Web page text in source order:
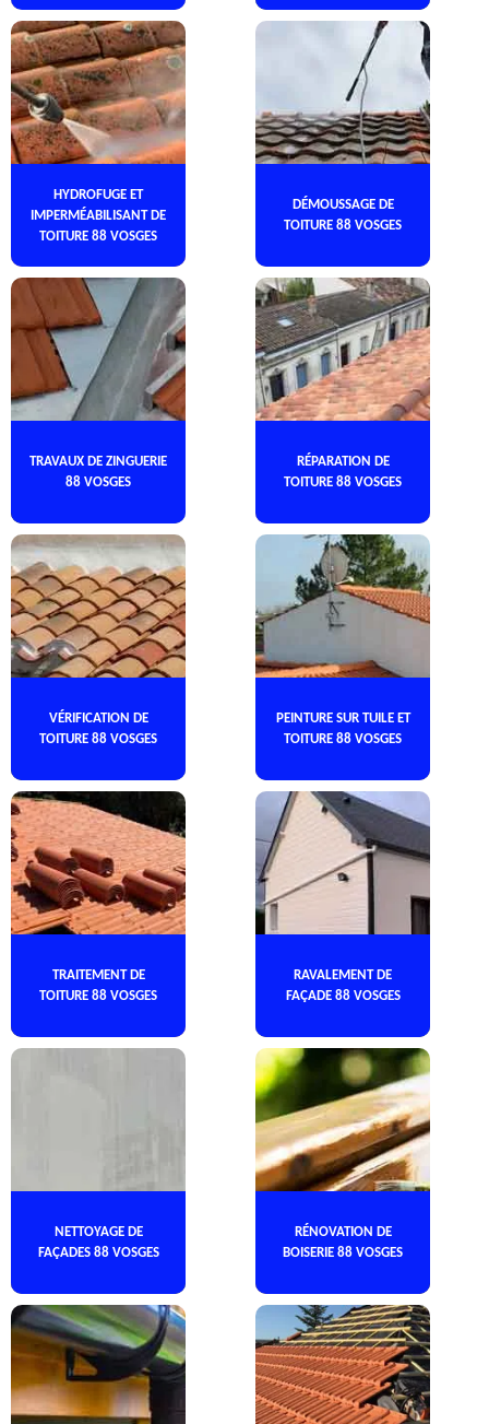
HYDROFUGE ET
IMPERMÉABILISANT DE
TOITURE 88 VOSGES
DÉMOUSSAGE DE
TOITURE 88 VOSGES
TRAVAUX DE ZINGUERIE
88 VOSGES
RÉPARATION DE
TOITURE 88 VOSGES
VÉRIFICATION DE
TOITURE 88 VOSGES
PEINTURE SUR TUILE ET
TOITURE 88 VOSGES
TRAITEMENT DE
TOITURE 88 VOSGES
RAVALEMENT DE
FAÇADE 88 VOSGES
NETTOYAGE DE
FAÇADES 88 VOSGES
RÉNOVATION DE
BOISERIE 88 VOSGES